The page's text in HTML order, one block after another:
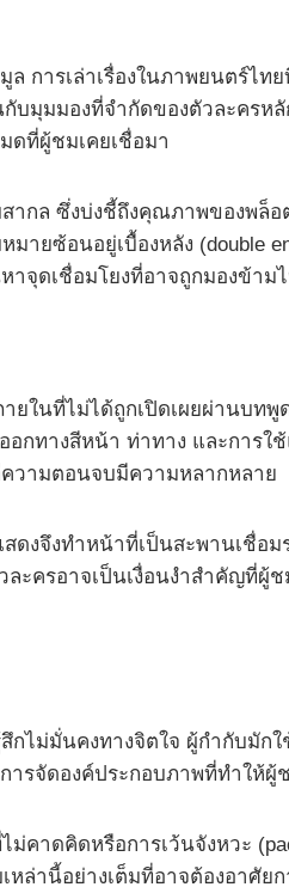
การเล่าเรื่องในภาพยนตร์ไท
บมุมมองที่จำกัดของตัวละครห
ดที่ผู้ชมเคยเชื่อมา
กล ซึ่งบ่งชี้ถึงคุณภาพของพล็
ยซ้อนอยู่เบื้องหลัง (double
จุดเชื่อมโยงที่อาจถูกมองข้าม
นที่ไม่ได้ถูกเปิดเผยผ่านบทพู
ทางสีหน้า ท่าทาง และการใ
ความตอนจบมีความหลากหลาย
ดงจึงทำหน้าที่เป็นสะพานเชื่
ครอาจเป็นเงื่อนงำสำคัญที่ผู้
ไม่มั่นคงทางจิตใจ ผู้กำกับมัก
รจัดองค์ประกอบภาพที่ทำให้ผู้
าดคิดหรือการเว้นจังหวะ
ล่านี้อย่างเต็มที่อาจต้องอาศัย